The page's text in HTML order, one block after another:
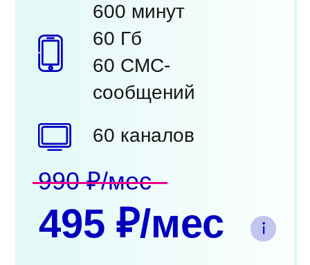
990 ₽/мес
495 ₽/мес
600 минут
60 Гб
60 СМС-
сообщений
60 каналов